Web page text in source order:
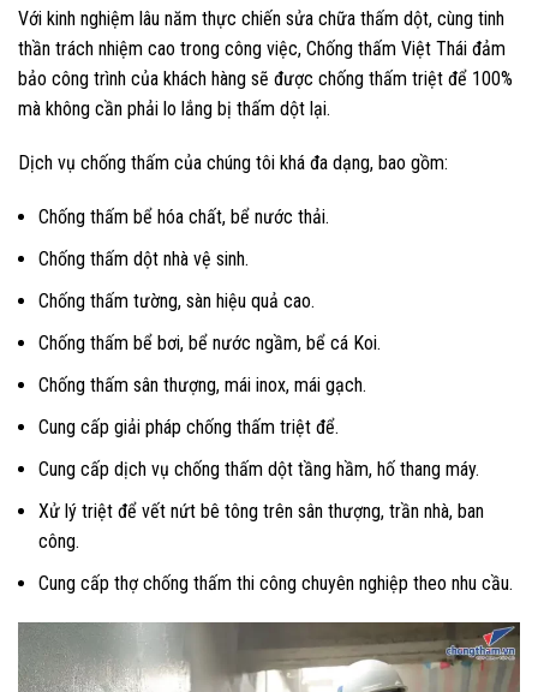
Với kinh nghiệm lâu năm thực chiến sửa chữa thấm dột, cùng tinh
thần trách nhiệm cao trong công việc, Chống thấm Việt Thái đảm
bảo công trình của khách hàng sẽ được chống thấm triệt để 100%
mà không cần phải lo lắng bị thấm dột lại.
Dịch vụ chống thấm của chúng tôi khá đa dạng, bao gồm:
Chống thấm bể hóa chất, bể nước thải.
Chống thấm dột nhà vệ sinh.
Chống thấm tường, sàn hiệu quả cao.
Chống thấm bể bơi, bể nước ngầm, bể cá Koi.
Chống thấm sân thượng, mái inox, mái gạch.
Cung cấp giải pháp chống thấm triệt để.
Cung cấp dịch vụ chống thấm dột tầng hầm, hố thang máy.
Xử lý triệt để vết nứt bê tông trên sân thượng, trần nhà, ban
công.
Cung cấp thợ chống thấm thi công chuyên nghiệp theo nhu cầu.